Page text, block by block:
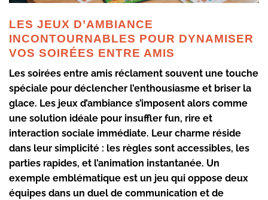
LES JEUX D’AMBIANCE
INCONTOURNABLES POUR DYNAMISER
VOS SOIRÉES ENTRE AMIS
Les soirées entre amis réclament souvent une touche
spéciale pour déclencher l’enthousiasme et briser la
glace. Les jeux d’ambiance s’imposent alors comme
une solution idéale pour insuffler fun, rire et
interaction sociale immédiate. Leur charme réside
dans leur simplicité : les règles sont accessibles, les
parties rapides, et l’animation instantanée. Un
exemple emblématique est un jeu qui oppose deux
équipes dans un duel de communication et de